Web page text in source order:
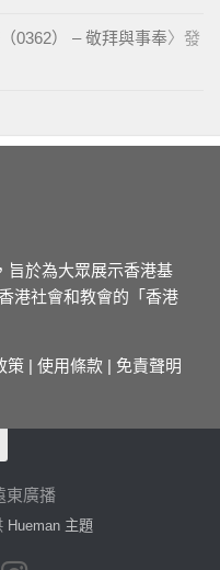
0362） – 敬拜與事奉〉發
旨於為大眾展示香港基
港社會和教會的「香港
策 | 使用條款 | 免責聲明
東廣播
Hueman 主題